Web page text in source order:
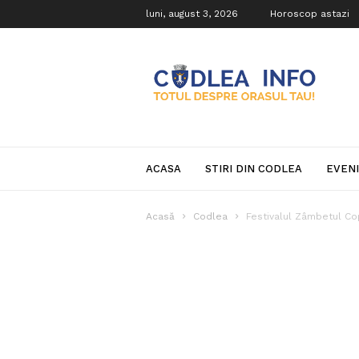
luni, august 3, 2026 Horoscop astazi
Info
ACASA STIRI DIN CODLEA
Acasă Codlea Festivalul Zâmbetul